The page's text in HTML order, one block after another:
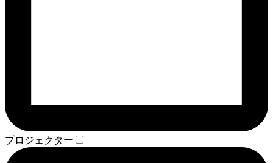
プロジェクター